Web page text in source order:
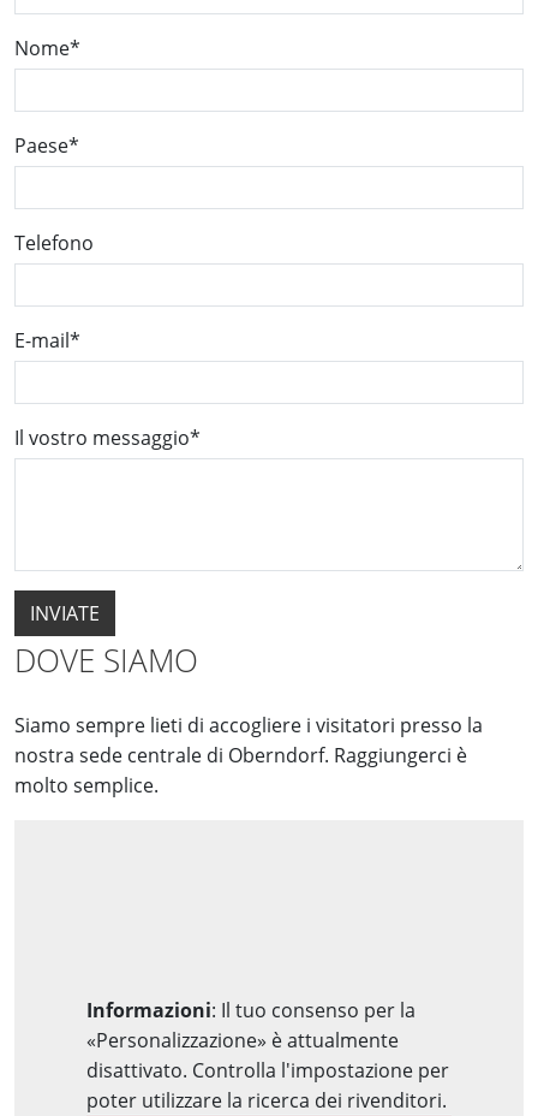
Nome*
Paese*
Telefono
E-mail*
Il vostro messaggio*
DOVE SIAMO
Siamo sempre lieti di accogliere i visitatori presso la
nostra sede centrale di Oberndorf. Raggiungerci è
molto semplice.
Informazioni: Il tuo consenso per la
«Personalizzazione» è attualmente
disattivato. Controlla l'impostazione per
poter utilizzare la ricerca dei rivenditori.